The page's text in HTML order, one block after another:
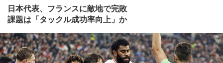
日本代表、フランスに敵地で完敗
課題は「タックル成功率向上」か